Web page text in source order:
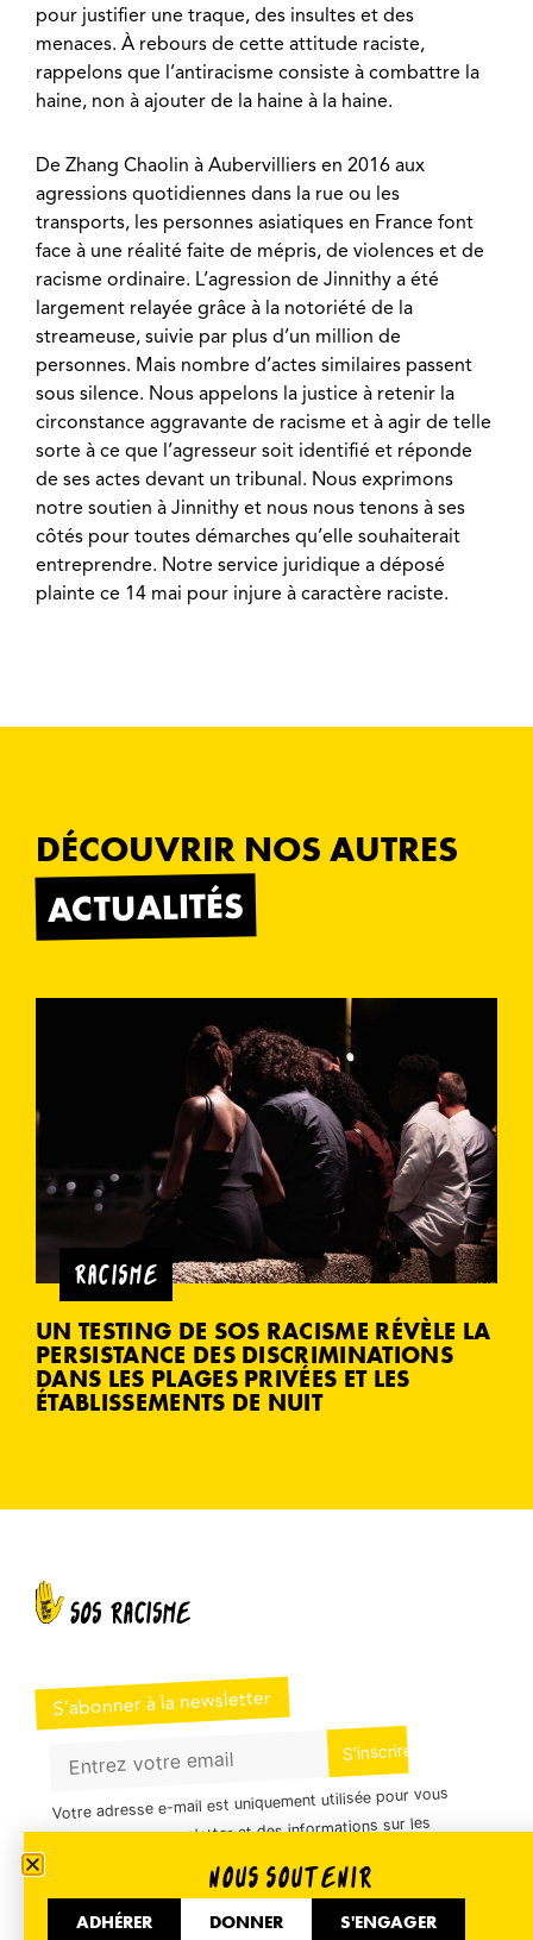
pour justifier une traque, des insultes et des
menaces. À rebours de cette attitude raciste,
rappelons que l’antiracisme consiste à combattre la
haine, non à ajouter de la haine à la haine.
De Zhang Chaolin à Aubervilliers en 2016 aux
agressions quotidiennes dans la rue ou les
transports, les personnes asiatiques en France font
face à une réalité faite de mépris, de violences et de
racisme ordinaire. L’agression de Jinnithy a été
largement relayée grâce à la notoriété de la
streameuse, suivie par plus d’un million de
personnes. Mais nombre d’actes similaires passent
sous silence. Nous appelons la justice à retenir la
circonstance aggravante de racisme et à agir de telle
sorte à ce que l’agresseur soit identifié et réponde
de ses actes devant un tribunal. Nous exprimons
notre soutien à Jinnithy et nous nous tenons à ses
côtés pour toutes démarches qu’elle souhaiterait
entreprendre. Notre service juridique a déposé
plainte ce 14 mai pour injure à caractère raciste.
DÉCOUVRIR NOS AUTRES
ACTUALITÉS
RACISME
UN TESTING DE SOS RACISME RÉVÈLE LA
PERSISTANCE DES DISCRIMINATIONS
DANS LES PLAGES PRIVÉES ET LES
ÉTABLISSEMENTS DE NUIT
S’abonner à la newsletter
Votre adresse e-mail est uniquement utilisée pour vous
envoyer notre newsletter et des informations sur les
activités de SOS Racisme. Vous pouvez à tout moment
utiliser le lien de désabonnement inclus dans la
newsletter.
NOUS SOUTENIR
ADHÉRER DONNER S'ENGAGER